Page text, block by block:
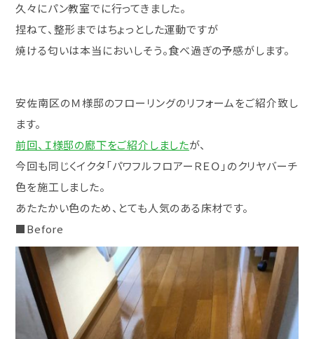
久々にパン教室でに行ってきました。
捏ねて、整形まではちょっとした運動ですが
焼ける匂いは本当においしそう。食べ過ぎの予感がします。
安佐南区のＭ様邸のフローリングのリフォームをご紹介致し
ます。
前回、Ｉ様邸の廊下をご紹介しましたが、
今回も同じくイクタ「パワフルフロアーＲＥＯ」のクリヤバーチ
色を施工しました。
あたたかい色のため、とても人気のある床材です。
■Before